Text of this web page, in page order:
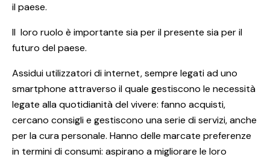
il paese.
Il loro ruolo è importante sia per il presente sia per il
futuro del paese.
Assidui utilizzatori di internet, sempre legati ad uno
smartphone attraverso il quale gestiscono le necessità
legate alla quotidianità del vivere: fanno acquisti,
cercano consigli e gestiscono una serie di servizi, anche
per la cura personale. Hanno delle marcate preferenze
in termini di consumi: aspirano a migliorare le loro